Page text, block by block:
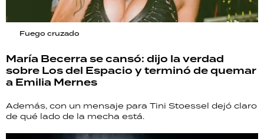
Fuego cruzado
María Becerra se cansó: dijo la verdad
sobre Los del Espacio y terminó de quemar
a Emilia Mernes
Además, con un mensaje para Tini Stoessel dejó claro
de qué lado de la mecha está.